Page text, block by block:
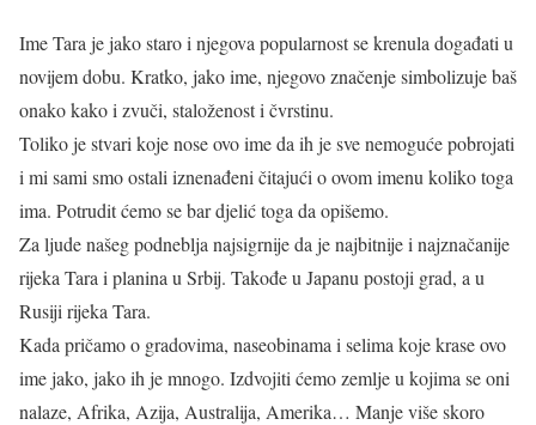
Ime Tara je jako staro i njegova popularnost se krenula događati u
novijem dobu. Kratko, jako ime, njegovo značenje simbolizuje baš
onako kako i zvuči, staloženost i čvrstinu.
Toliko je stvari koje nose ovo ime da ih je sve nemoguće pobrojati
i mi sami smo ostali iznenađeni čitajući o ovom imenu koliko toga
ima. Potrudit ćemo se bar djelić toga da opišemo.
Za ljude našeg podneblja najsigrnije da je najbitnije i najznačanije
rijeka Tara i planina u Srbij. Takođe u Japanu postoji grad, a u
Rusiji rijeka Tara.
Kada pričamo o gradovima, naseobinama i selima koje krase ovo
ime jako, jako ih je mnogo. Izdvojiti ćemo zemlje u kojima se oni
nalaze, Afrika, Azija, Australija, Amerika… Manje više skoro